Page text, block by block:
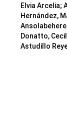
Elvia Arcelia;
Hernández,
Donatto,
Astudillo